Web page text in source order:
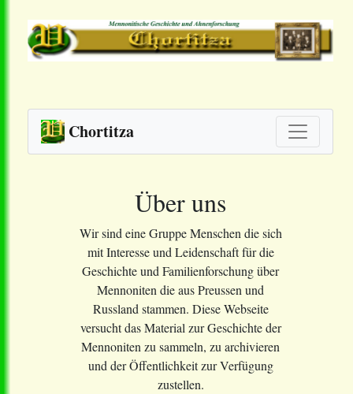
Chortitza
Über uns
Wir sind eine Gruppe Menschen die sich
mit Interesse und Leidenschaft für die
Geschichte und Familienforschung über
Mennoniten die aus Preussen und
Russland stammen. Diese Webseite
versucht das Material zur Geschichte der
Mennoniten zu sammeln, zu archivieren
und der Öffentlichkeit zur Verfügung
zustellen.